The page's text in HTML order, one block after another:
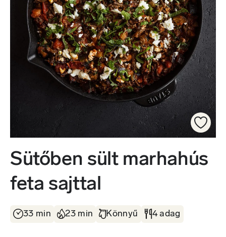
Sütőben sült marhahús
feta sajttal
33 min 23 min Könnyű 4 adag